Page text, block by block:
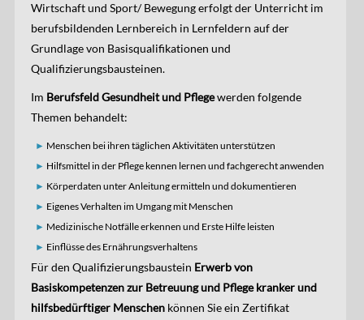
Wirtschaft und Sport/ Bewegung erfolgt der Unterricht im
berufsbildenden Lernbereich in Lernfeldern auf der
Grundlage von Basisqualifikationen und
Qualifizierungsbausteinen.
Im Berufsfeld Gesundheit und Pflegewerden folgende
Themen behandelt:
Menschen bei ihren täglichen Aktivitäten unterstützen
Hilfsmittel in der Pflege kennen lernen und fachgerecht anwenden
Körperdaten unter Anleitung ermitteln und dokumentieren
Eigenes Verhalten im Umgang mit Menschen
Medizinische Notfälle erkennen und Erste Hilfe leisten
Einflüsse des Ernährungsverhaltens
Für den Qualifizierungsbaustein Erwerb von
Basiskompetenzen zur Betreuung und Pflege kranker und
hilfsbedürftiger Menschenkönnen Sie ein Zertifikat